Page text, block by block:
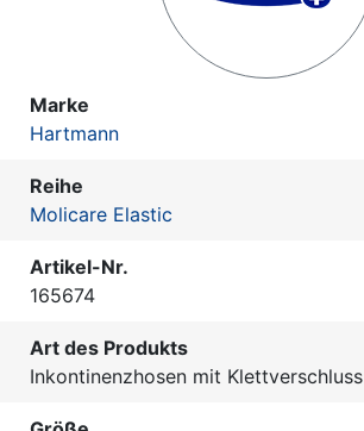
Marke
Hartmann
Reihe
Molicare Elastic
Artikel-Nr.
165674
Art des Produkts
Inkontinenzhosen mit Klettverschluss